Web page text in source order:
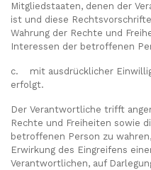
Mitgliedstaaten, denen der
ist und diese
Wahrung der Rechte und
Interessen der betroffenen
c. mit ausdrücklicher
erfolgt.
Der Verantwortliche trifft
Rechte und Freiheiten sowie
betroffenen Person zu
Erwirkung des Eingreifens
Verantwortlichen, auf